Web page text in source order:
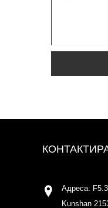
Адреса:
Kunshan